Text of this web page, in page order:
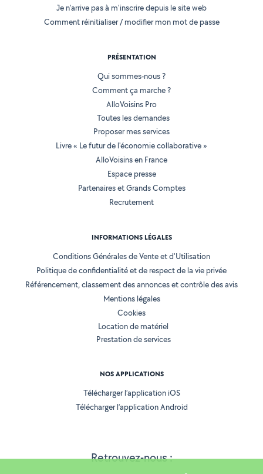
Retrouvez-nous :
Je n'arrive pas à m'inscrire depuis le site web
Comment réinitialiser / modifier mon mot de passe
PRÉSENTATION
Qui sommes-nous ?
Comment ça marche ?
AlloVoisins Pro
Toutes les demandes
Proposer mes services
Livre « Le futur de l'économie collaborative »
AlloVoisins en France
Espace presse
Partenaires et Grands Comptes
Recrutement
INFORMATIONS LÉGALES
Conditions Générales de Vente et d'Utilisation
Politique de confidentialité et de respect de la vie privée
Référencement, classement des annonces et contrôle des avis
Mentions légales
Cookies
Location de matériel
Prestation de services
NOS APPLICATIONS
Télécharger l’application iOS
Télécharger l’application Android